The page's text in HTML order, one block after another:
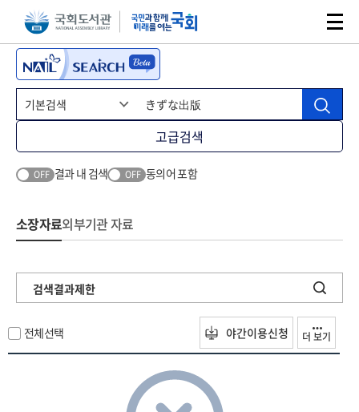
본문 바로가기주메뉴 바로가기
고급검색
OFF 결과 내 검색 OFF 동의어 포함
소장자료외부기관 자료
검색결과제한
전체선택 야간이용신청 더 보기